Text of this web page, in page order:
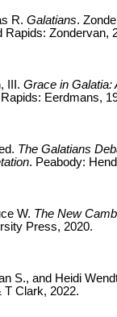
R. Galatians.
Rapids: Zondervan,
III. Grace in Galatia:
Eerdmans,
The Galatians
. Peabody:
W. The New
Press, 2020.
S., and Heidi
T Clark, 2022.